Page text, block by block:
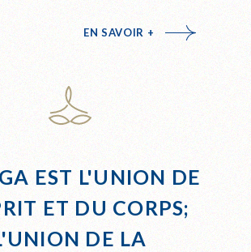
EN SAVOIR +
EST L'UNION DE
ET DU CORPS;
DE LA